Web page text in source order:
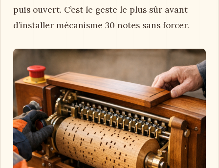
puis ouvert. C’est le geste le plus sûr avant
d’installer mécanisme 30 notes sans forcer.